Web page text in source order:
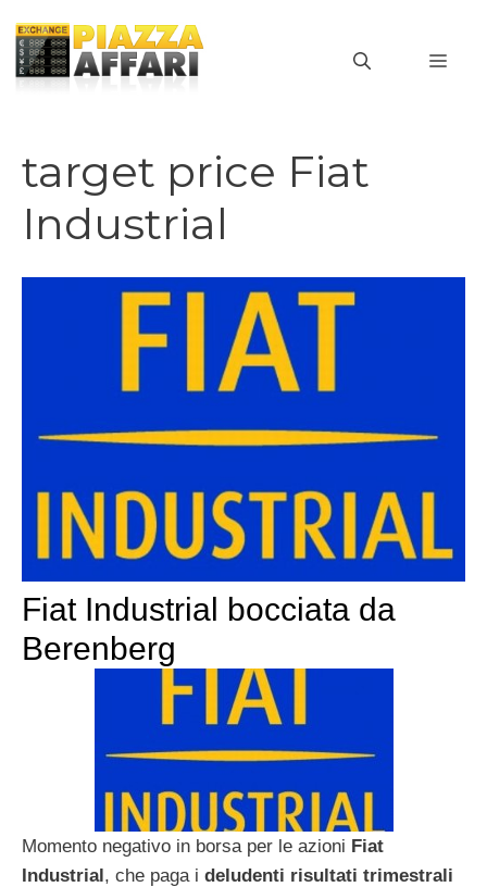
contenuto
target price Fiat
Industrial
Fiat Industrial bocciata da
Berenberg
Momento negativo in borsa per le azioni Fiat
Industrial, che paga i deludenti risultati trimestrali